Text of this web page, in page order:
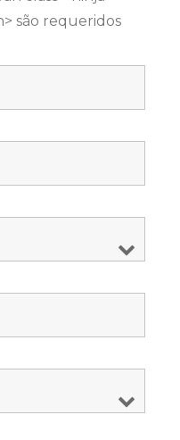
são requeridos